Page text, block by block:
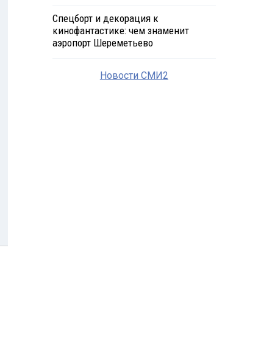
Спецборт и декорация к
кинофантастике: чем знаменит
аэропорт Шереметьево
Новости СМИ2